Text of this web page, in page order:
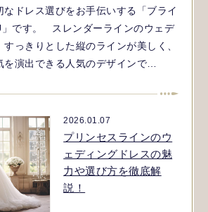
なドレス選びをお手伝いする「ブライ
」です。 スレンダーラインのウェデ
すっきりとした縦のラインが美しく、
を演出できる人気のデザインで…
2026.01.07
プリンセスラインのウ
ェディングドレスの魅
力や選び方を徹底解
説！